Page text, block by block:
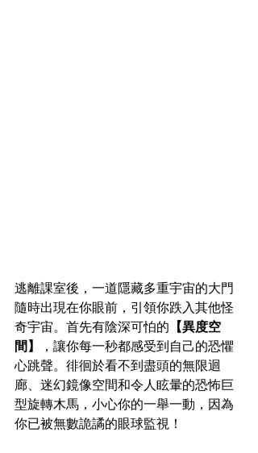
逃離課室後，一道隱藏多重宇宙的大門
隨時出現在你眼前，引領你跌入其他怪
奇宇宙。首先有陰深可怕的 【異度空
間】
，讓你每一秒都感受到自己的恐懼
心跳聲。徘徊於看不到盡頭的無限迴
廊、迷幻鏡像空間和令人眩暈的恐怖巨
型旋轉木馬，小心你的一舉一動，因為
你已被無數詭譎的眼球監視！